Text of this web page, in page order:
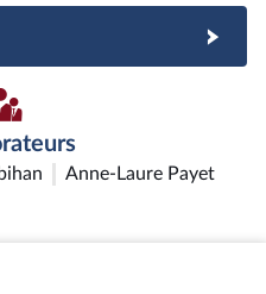
Anne-Laure Payet